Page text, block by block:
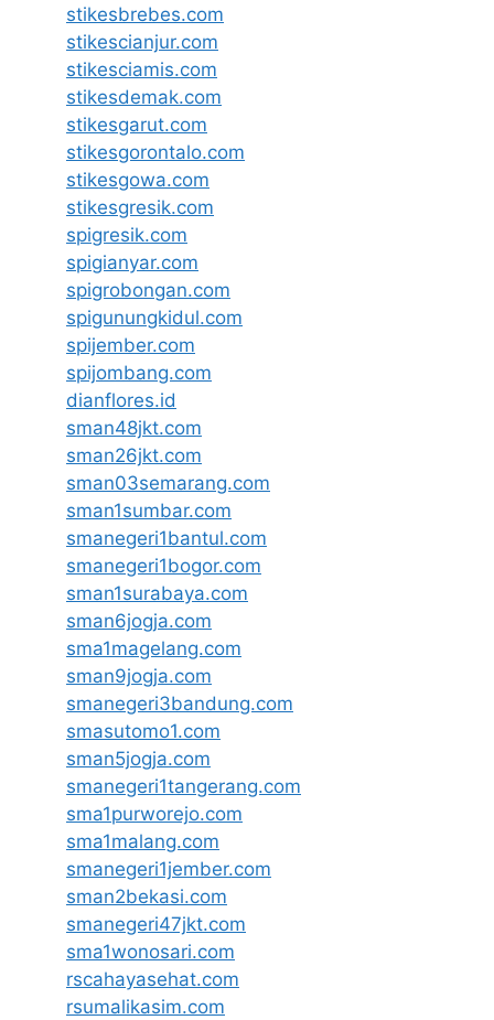
stikesbrebes.com
stikescianjur.com
stikesciamis.com
stikesdemak.com
stikesgarut.com
stikesgorontalo.com
stikesgowa.com
stikesgresik.com
spigresik.com
spigianyar.com
spigrobongan.com
spigunungkidul.com
spijember.com
spijombang.com
dianflores.id
sman48jkt.com
sman26jkt.com
sman03semarang.com
sman1sumbar.com
smanegeri1bantul.com
smanegeri1bogor.com
sman1surabaya.com
sman6jogja.com
sma1magelang.com
sman9jogja.com
smanegeri3bandung.com
smasutomo1.com
sman5jogja.com
smanegeri1tangerang.com
sma1purworejo.com
sma1malang.com
smanegeri1jember.com
sman2bekasi.com
smanegeri47jkt.com
sma1wonosari.com
rscahayasehat.com
rsumalikasim.com